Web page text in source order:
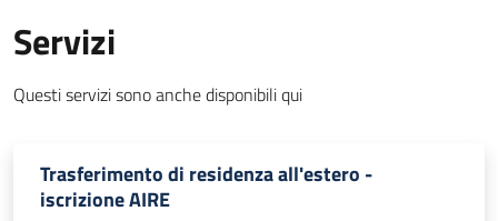
Servizi
Questi servizi sono anche disponibili qui
Trasferimento di residenza all'estero -
iscrizione AIRE